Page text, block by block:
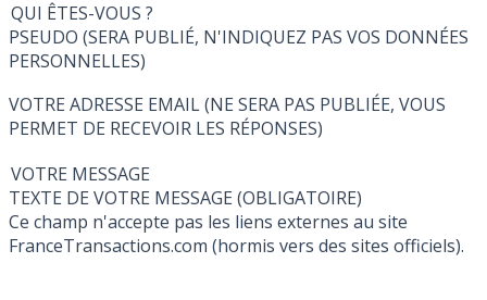
QUI ÊTES-VOUS ?
PSEUDO (SERA PUBLIÉ, N'INDIQUEZ PAS VOS DONNÉES
PERSONNELLES)
VOTRE ADRESSE EMAIL (NE SERA PAS PUBLIÉE, VOUS
PERMET DE RECEVOIR LES RÉPONSES)
VOTRE MESSAGE
TEXTE DE VOTRE MESSAGE (OBLIGATOIRE)
Ce champ n'accepte pas les liens externes au site
FranceTransactions.com (hormis vers des sites officiels).